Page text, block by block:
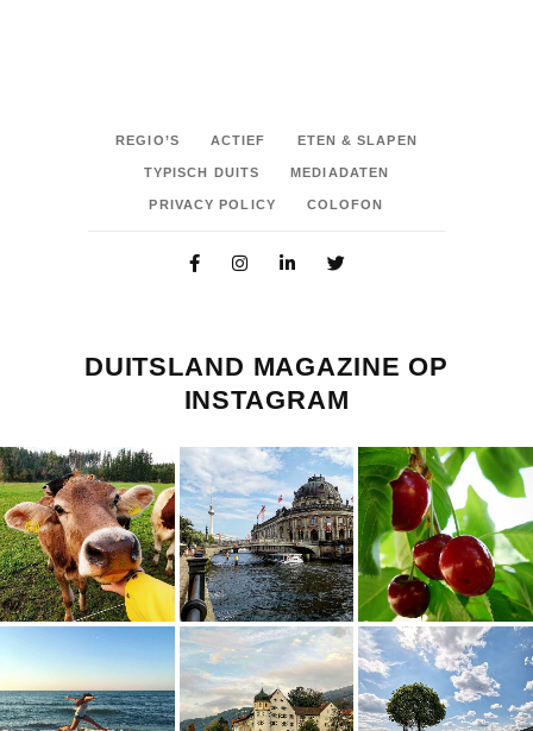
REGIO’S ACTIEF ETEN & SLAPEN
TYPISCH DUITS MEDIADATEN
PRIVACY POLICY COLOFON
DUITSLAND MAGAZINE OP
INSTAGRAM